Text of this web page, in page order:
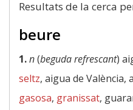
Resultats de la cerca
beure
1.n(beguda refrescant)
seltz, aigua de València,
gasosa, granissat,